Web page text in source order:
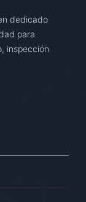
dedicado
para
inspección